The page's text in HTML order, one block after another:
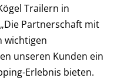
Trailern in
Partnerschaft mit
wichtigen
unseren Kunden ein
Erlebnis bieten.